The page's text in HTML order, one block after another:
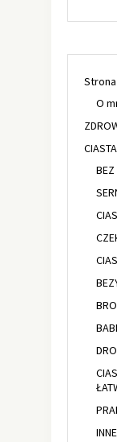
O
BEZ
INNE